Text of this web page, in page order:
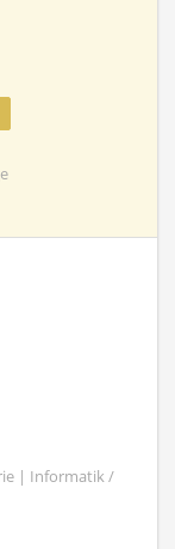
| Informatik /